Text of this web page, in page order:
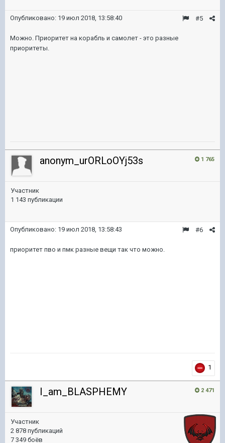
#5
Опубликовано: 19 июл 2018, 13:58:40
Можно. Приоритет на корабль и самолет - это разные
приоритеты.
1 765
anonym_urORLoOYj53s
Участник
1 143 публикации
#6
Опубликовано: 19 июл 2018, 13:58:43
приоритет пво и пмк разные вещи так что можно.
1
2 471
I_am_BLASPHEMY
Участник
2 878 публикаций
7 349 боёв